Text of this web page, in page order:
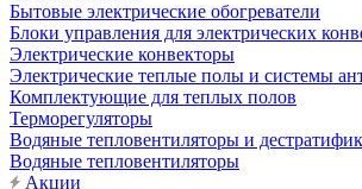
Бытовые электрические обогреватели
Блоки управления для электрических
Электрические конвекторы
Электрические теплые полы и системы
Комплектующие для теплых полов
Терморегуляторы
Водяные тепловентиляторы и
Водяные тепловентиляторы
Акции